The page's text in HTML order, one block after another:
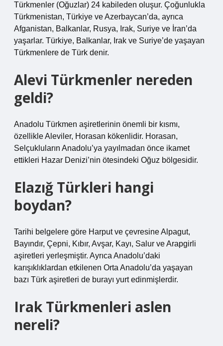
Türkmenler (Oğuzlar) 24 kabileden oluşur. Çoğunlukla
Türkmenistan, Türkiye ve Azerbaycan’da, ayrıca
Afganistan, Balkanlar, Rusya, Irak, Suriye ve İran’da
yaşarlar. Türkiye, Balkanlar, Irak ve Suriye’de yaşayan
Türkmenlere de Türk denir.
Alevi Türkmenler nereden
geldi?
Anadolu Türkmen aşiretlerinin önemli bir kısmı,
özellikle Aleviler, Horasan kökenlidir. Horasan,
Selçukluların Anadolu’ya yayılmadan önce ikamet
ettikleri Hazar Denizi’nin ötesindeki Oğuz bölgesidir.
Elazığ Türkleri hangi
boydan?
Tarihi belgelere göre Harput ve çevresine Alpagut,
Bayındır, Çepni, Kıbır, Avşar, Kayı, Salur ve Arapgirli
aşiretleri yerleşmiştir. Ayrıca Anadolu’daki
karışıklıklardan etkilenen Orta Anadolu’da yaşayan
bazı Türk aşiretleri de burayı yurt edinmişlerdir.
Irak Türkmenleri aslen
nereli?